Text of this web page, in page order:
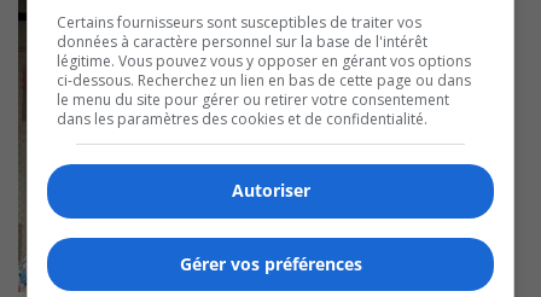
Certains fournisseurs sont susceptibles de traiter vos
données à caractère personnel sur la base de l'intérêt
légitime. Vous pouvez vous y opposer en gérant vos options
ci-dessous. Recherchez un lien en bas de cette page ou dans
le menu du site pour gérer ou retirer votre consentement
dans les paramètres des cookies et de confidentialité.
Autoriser
Gérer vos préférences